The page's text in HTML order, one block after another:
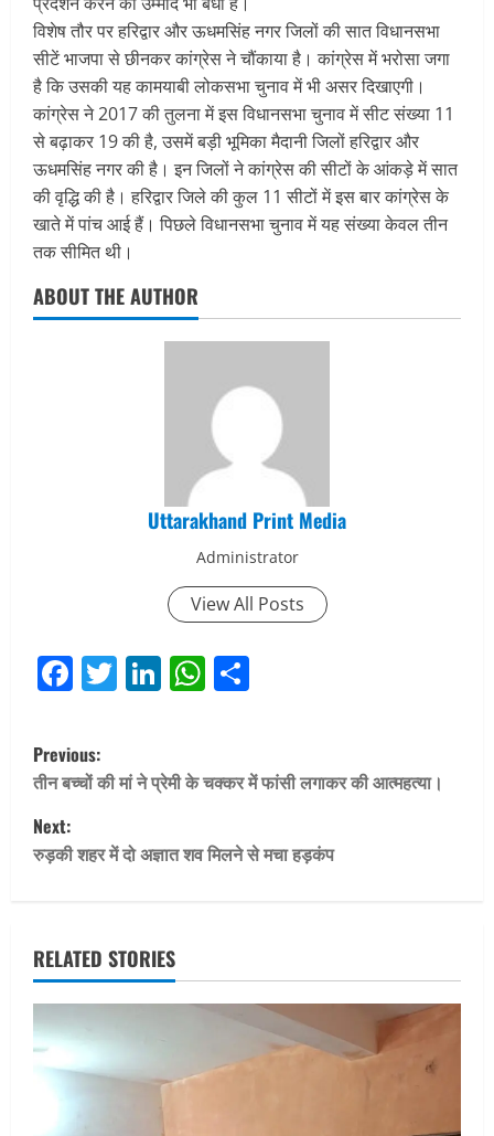
विशेष तौर पर हरिद्वार और ऊधमसिंह नगर जिलों की सात विधानसभा
सीटें भाजपा से छीनकर कांग्रेस ने चौंकाया है। कांग्रेस में भरोसा जगा
है कि उसकी यह कामयाबी लोकसभा चुनाव में भी असर दिखाएगी।
कांग्रेस ने 2017 की तुलना में इस विधानसभा चुनाव में सीट संख्या 11
से बढ़ाकर 19 की है, उसमें बड़ी भूमिका मैदानी जिलों हरिद्वार और
ऊधमसिंह नगर की है। इन जिलों ने कांग्रेस की सीटों के आंकड़े में सात
की वृद्धि की है। हरिद्वार जिले की कुल 11 सीटों में इस बार कांग्रेस के
खाते में पांच आई हैं। पिछले विधानसभा चुनाव में यह संख्या केवल तीन
तक सीमित थी।
ABOUT THE AUTHOR
Uttarakhand Print Media
Administrator
View All Posts
Facebook
Twitter
LinkedIn
WhatsApp
P
o
s
a
v
Previous:
तीन बच्चों की मां ने प्रेमी के चक्कर में फांसी लगाकर की आत्महत्या।
Next:
रुड़की शहर में दो अज्ञात शव मिलने से मचा हड़कंप
RELATED STORIES